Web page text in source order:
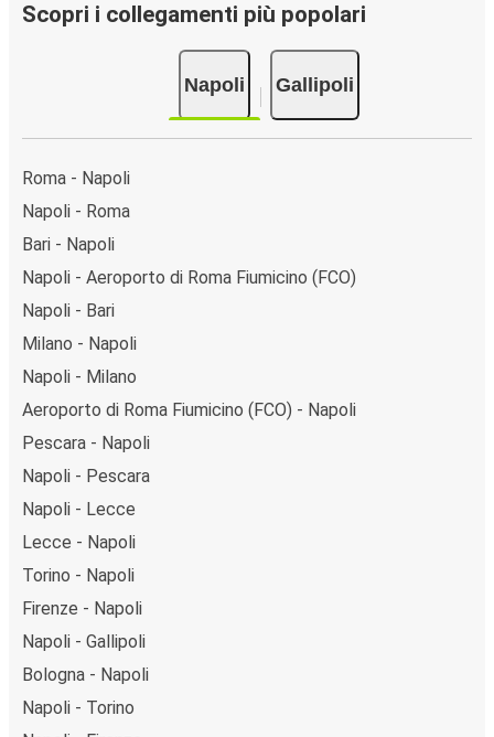
Scopri i collegamenti più popolari
Napoli Gallipoli
Roma - Napoli
Napoli - Roma
Bari - Napoli
Napoli - Aeroporto di Roma Fiumicino (FCO)
Napoli - Bari
Milano - Napoli
Napoli - Milano
Aeroporto di Roma Fiumicino (FCO) - Napoli
Pescara - Napoli
Napoli - Pescara
Napoli - Lecce
Lecce - Napoli
Torino - Napoli
Firenze - Napoli
Napoli - Gallipoli
Bologna - Napoli
Napoli - Torino